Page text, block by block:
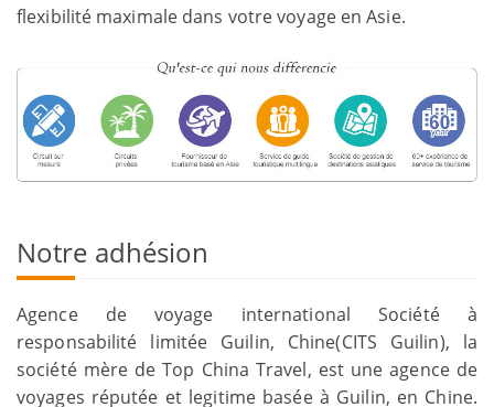
flexibilité maximale dans votre voyage en Asie.
Notre adhésion
Agence de voyage international Société à
responsabilité limitée Guilin, Chine(CITS Guilin), la
société mère de Top China Travel, est une agence de
voyages réputée et legitime basée à Guilin, en Chine.